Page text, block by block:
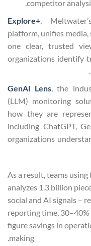
competitor
Explore+ ,
platform, unifies
one clear, trusted
organizations identify
GenAI Lens, the
(LLM) monitoring
how they are
including ChatGPT,
organizations
As a result, teams
analyzes 1.3 billion
social and AI signals –
reporting time,
figure savings in
making.